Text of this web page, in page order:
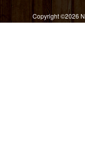
Copyright ©2026